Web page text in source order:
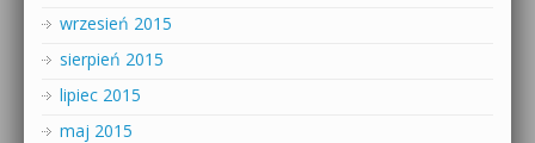
wrzesień 2015
sierpień 2015
lipiec 2015
maj 2015